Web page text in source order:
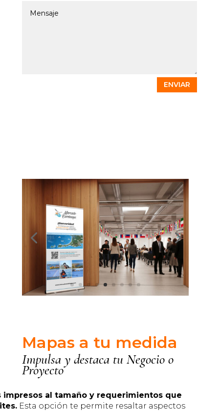
ENVIAR
Mapas a tu medida
Impulsa y destaca tu Negocio o
Proyecto
impresos al tamaño y requerimientos que
Esta opción te permite resaltar aspectos